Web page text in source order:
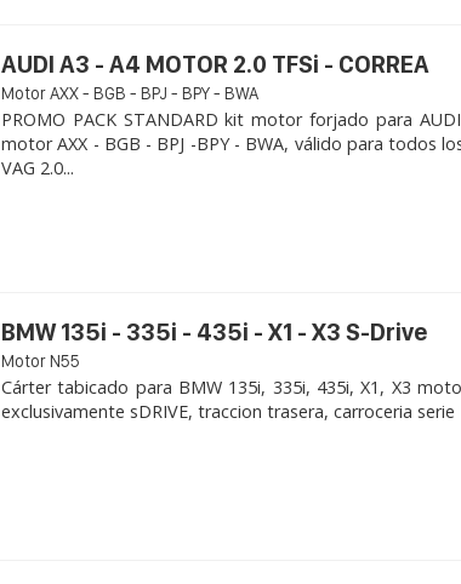
AUDI A3 - A4 MOTOR 2.0 TFSi - CORREA
Motor AXX - BGB - BPJ - BPY - BWA
PROMO PACK STANDARD kit motor forjado para
motor AXX - BGB - BPJ -BPY - BWA, válido para todos
VAG 2.0...
BMW 135i - 335i - 435i - X1 - X3 S-Drive
Motor N55
Cárter tabicado para BMW 135i, 335i, 435i, X1, X3
exclusivamente sDRIVE, traccion trasera, carroceria serie